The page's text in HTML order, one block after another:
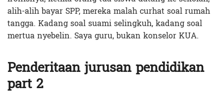
alih-alih bayar SPP, mereka malah curhat soal rumah
tangga. Kadang soal suami selingkuh, kadang soal
mertua nyebelin. Saya guru, bukan konselor KUA.
Penderitaan jurusan pendidikan
part 2